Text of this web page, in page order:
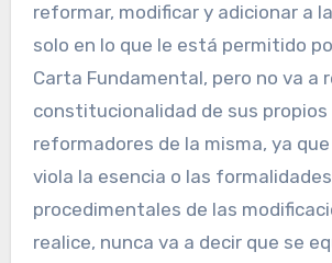
reformar, modificar y adicionar a
solo en lo que le está permitido
Carta Fundamental, pero no va a
constitucionalidad de sus
reformadores de la misma, ya
viola la esencia o las formalidades
procedimentales de las
realice, nunca va a decir que se